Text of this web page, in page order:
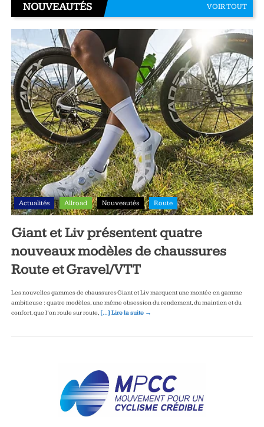
NOUVEAUTÉS VOIR TOUT
Actualités Allroad Nouveautés Route
Giant et Liv présentent quatre
nouveaux modèles de chaussures
Route et Gravel/VTT
Les nouvelles gammes de chaussures Giant et Liv marquent une montée en gamme
ambitieuse : quatre modèles, une même obsession du rendement, du maintien et du
confort, que l’on roule sur route, […] Lire la suite →